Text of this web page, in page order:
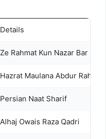
Details
Ze Rahmat Kun Nazar Bar
Hazrat Maulana Abdur
Persian Naat Sharif
Alhaj Owais Raza Qadri